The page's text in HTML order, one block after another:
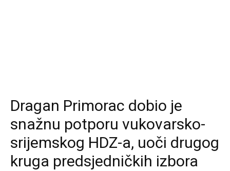
Dragan Primorac dobio je
snažnu potporu vukovarsko-
srijemskog HDZ-a, uoči drugog
kruga predsjedničkih izbora